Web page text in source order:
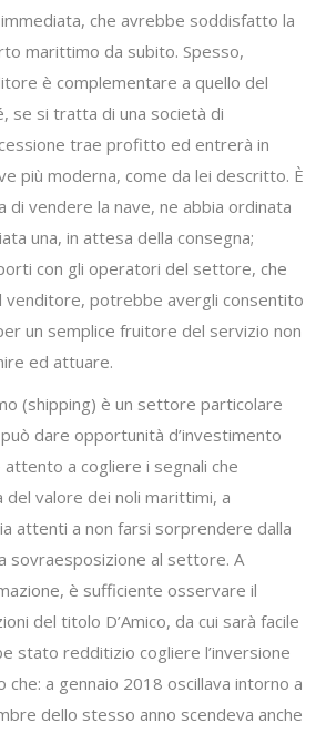
che avrebbe soddisfatto la
marittimo da subito. Spesso,
è complementare a quello del
se si tratta di una società di
trae profitto ed entrerà in
più moderna, come da lei descritto. È
di vendere la nave, ne abbia ordinata
una, in attesa della consegna;
con gli operatori del settore, che
venditore, potrebbe avergli consentito
un semplice fruitore del servizio non
ed attuare.
(shipping) è un settore particolare
dare opportunità d’investimento
a cogliere i segnali che
del valore dei noli marittimi, a
attenti a non farsi sorprendere dalla
sovraesposizione al settore. A
è sufficiente osservare il
del titolo D’Amico, da cui sarà facile
stato redditizio cogliere l’inversione
che: a gennaio 2018 oscillava intorno a
dello stesso anno scendeva anche